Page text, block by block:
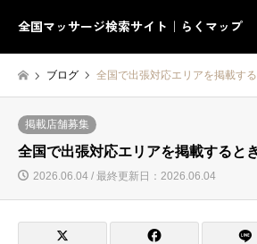
全国マッサージ検索サイト｜らくマップ
ブログ 全国で出張対応エリアを掲載す
掲載店舗募集
全国で出張対応エリアを掲載すると
2026.06.04 / 最終更新日：2026.06.04